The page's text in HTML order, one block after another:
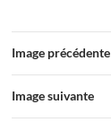
Image précédente
Image suivante